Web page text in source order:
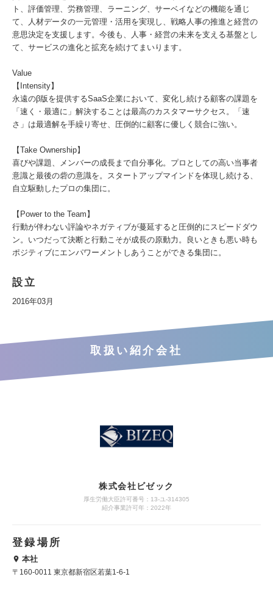
ト、評価管理、労務管理、ラーニング、サーベイなどの機能を通じ
て、人材データの一元管理・活用を実現し、戦略人事の推進と経営の
意思決定を支援します。今後も、人事・経営の未来を支える基盤とし
て、サービスの進化と拡充を続けてまいります。
Value
【Intensity】
永遠のβ版を提供するSaaS企業において、変化し続ける顧客の課題を
「速く・最適に」解決することは最高のカスタマーサクセス。「速
さ」は最適解を手繰り寄せ、圧倒的に顧客に優しく競合に強い。
【Take Ownership】
喜びや課題、メンバーの成長まで自分事化。プロとしての高い当事者
意識と最後の砦の意識を。スタートアップマインドを体現し続ける、
自立駆動したプロの集団に。
【Power to the Team】
行動が伴わない評論やネガティブが蔓延すると圧倒的にスピードダウ
ン。いつだって決断と行動こそが成長の原動力。良いときも悪い時も
ポジティブにエンパワーメントしあうことができる集団に。
設立
2016年03月
取扱い紹介会社
株式会社ビゼック
厚生労働大臣許可番号：13-ユ-314305
紹介事業許可年：2022年
登録場所
本社
〒160-0011 東京都新宿区若葉1-6-1